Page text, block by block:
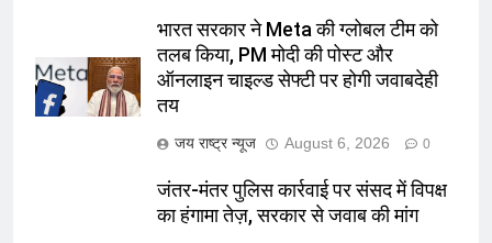
भारत सरकार ने Meta की ग्लोबल टीम को
तलब किया, PM मोदी की पोस्ट और
ऑनलाइन चाइल्ड सेफ्टी पर होगी जवाबदेही
तय
जय राष्ट्र न्यूज August 6, 2026 0
जंतर-मंतर पुलिस कार्रवाई पर संसद में विपक्ष
का हंगामा तेज़, सरकार से जवाब की मांग